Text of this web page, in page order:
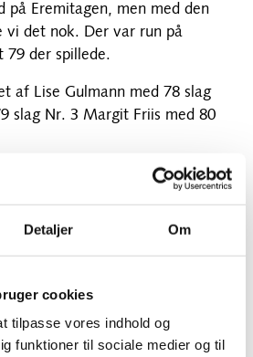
Detaljer Om
cookies
tilpasse vores indhold og
funktioner til sociale medier og til
på Eremitagen, men med den
vi det nok. Der var run på
der spillede.
af Lise Gulmann med 78 slag
slag Nr. 3 Margit Friis med 80
79 slag. Nr 3 Eva Bramsnæs
af Lisbeth Kall med 31 p. Nr. 2
29 p. Nr. 3 Bodil Kock med 28 p.
p. Nr. 3 Grethe Backer 9.p